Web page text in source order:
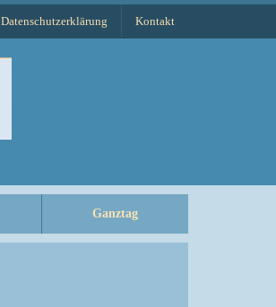
Datenschutzerklärung Kontakt
Ganztag